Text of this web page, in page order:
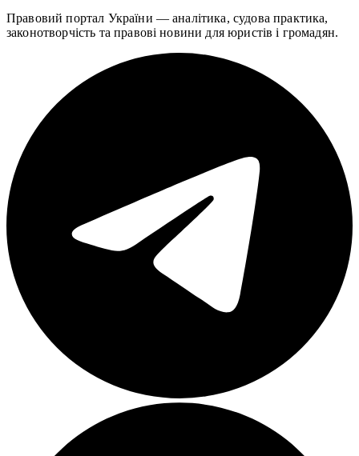
Правовий портал України — аналітика, судова практика,
законотворчість та правові новини для юристів і громадян.